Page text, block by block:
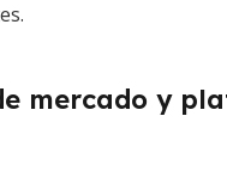
mercado y